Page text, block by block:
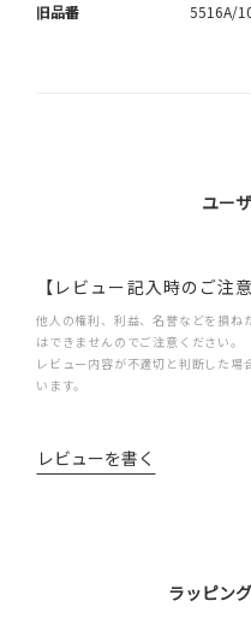
旧品番 5516A/
ユー
【レビュー記入時のご注意
他人の権利、利益、名誉などを損ね
はできませんのでご注意ください。
レビュー内容が不適切と判断した
います。
レビューを書く
ラッピン